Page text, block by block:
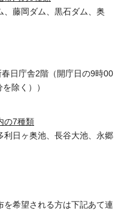
、藤岡ダム、黒石ダム、奥
日庁舎2階（開庁日の9時00
除く））
の7種類
利日ヶ奥池、長谷大池、永郷
を希望される方は下記あて連